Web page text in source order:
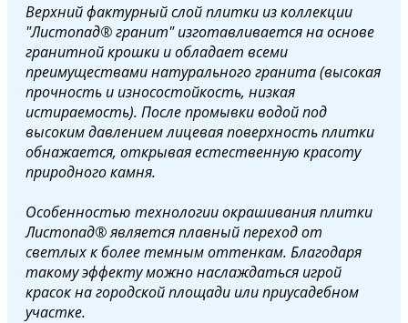
Верхний фактурный слой плитки из коллекции
"Листопад® гранит" изготавливается на основе
гранитной крошки и обладает всеми
преимуществами натурального гранита (высокая
прочность и износостойкость, низкая
истираемость). После промывки водой под
высоким давлением лицевая поверхность плитки
обнажается, открывая естественную красоту
природного камня.
Особенностью технологии окрашивания плитки
Листопад® является плавный переход от
светлых к более темным оттенкам. Благодаря
такому эффекту можно наслаждаться игрой
красок на городской площади или приусадебном
участке.